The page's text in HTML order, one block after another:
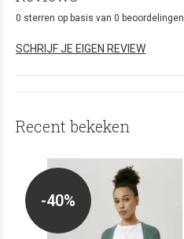
0 sterren op basis van 0 beoordelingen
SCHRIJF JE EIGEN REVIEW
Recent bekeken
-40%